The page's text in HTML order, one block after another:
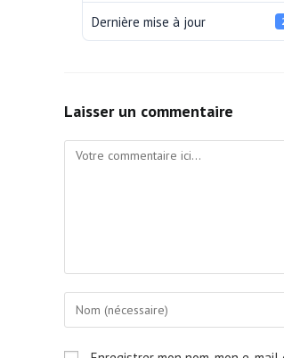
Dernière mise à jour
Laisser un commentaire
Comment
Enter
your